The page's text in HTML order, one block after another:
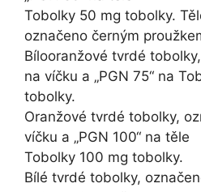
Tobolky 50 mg tobolky.
označeno černým
Bílooranžové tvrdé
na víčku a „PGN 75“ na
tobolky.
Oranžové tvrdé tobolky,
víčku a „PGN 100“ na těle
Tobolky 100 mg tobolky.
Bílé tvrdé tobolky,